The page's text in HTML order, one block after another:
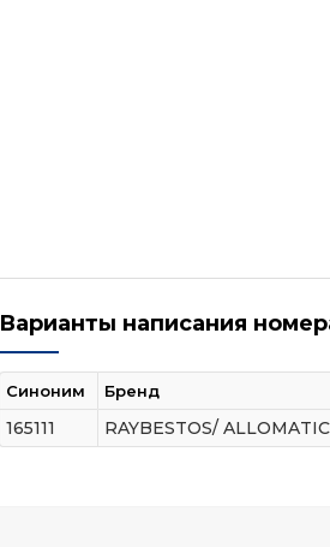
Варианты написания
Синоним Бренд
165111 RAYBESTOS/ ALLOMATIC